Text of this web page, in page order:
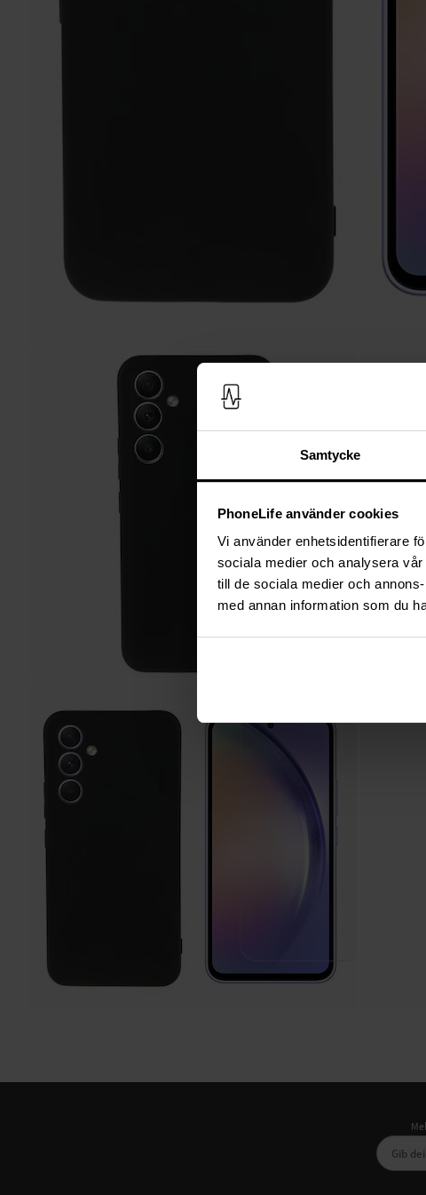
Samtycke
PhoneLife använder cookies
Vi använder enhetsidentifierare
sociala medier och analysera
till de sociala medier och
med annan information som du